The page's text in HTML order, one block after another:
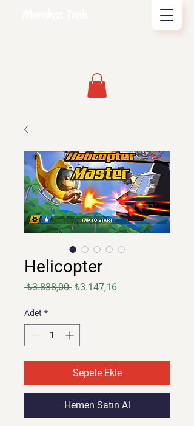
Helicopter
₺3.838,00 Normal
₺3.147,16İndirimli
Adet *
Sepete Ekle
Hemen Satın Al